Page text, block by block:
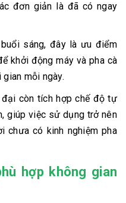
đơn giản là đã có ngay
sáng, đây là ưu điểm
khởi động máy và pha cà
mỗi ngày.
đại còn tích hợp chế độ tự
giúp việc sử dụng trở nên
chưa có kinh nghiệm pha
hợp không gian